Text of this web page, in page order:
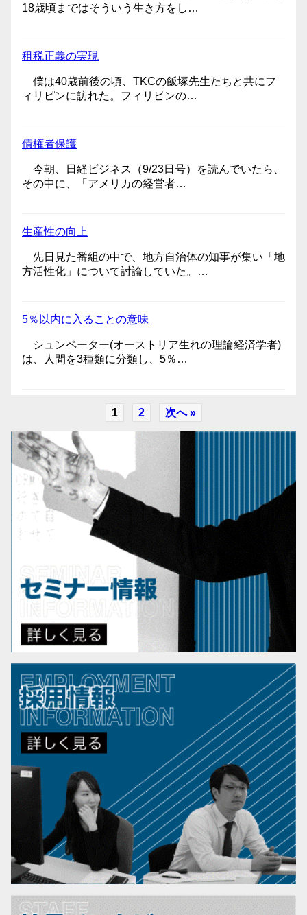
18歳頃まではそういう生き方をし…
租税正義の実現
僕は40歳前後の頃、TKCの飯塚先生たちと共にフ
ィリピンに訪れた。フィリピンの…
債権者保護
今朝、日経ビジネス（9/23日号）を読んでいたら、
その中に、「アメリカの経営者…
生産性の向上
先日見た番組の中で、地方自治体の知事が集い「地
方活性化」について討論していた。…
5％以内に入ることの意味
シュンペーター(オーストリア生れの理論経済学者)
は、人間を3種類に分類し、5％…
1 2 次へ »